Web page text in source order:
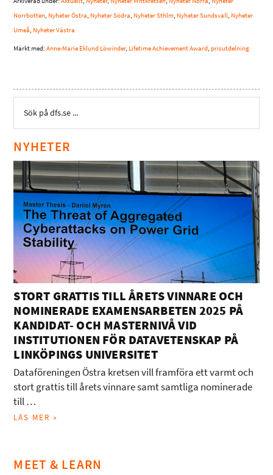
Norrbotten, Nyheter Östra, Nyheter Södra, Nyheter Sthlm, Nyheter Sundsvall, Nyheter
Umeå, Nyheter Västra
Märkt med:Anne-Marie Eklund Löwinder, Lifetime Achievement Award,prisutdelning
NYHETER
STORT GRATTIS TILL ÅRETS VINNARE OCH
NOMINERADE EXAMENSARBETEN 2025 PÅ
KANDIDAT- OCH MASTERNIVÅ VID
INSTITUTIONEN FÖR DATAVETENSKAP PÅ
LINKÖPINGS UNIVERSITET
Dataföreningen Östra kretsen vill framföra ett varmt och
stort grattis till årets vinnare samt samtliga nominerade
till …
LÄS MER »
MEET & LEARN